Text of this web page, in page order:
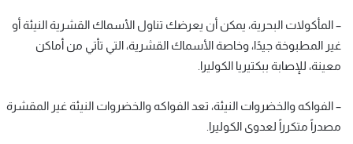
– المأكولات البحرية، يمكن أن يعرضك تناول الأسماك القشرية النيئة أو
غير المطبوخة جيدًا، وخاصة الأسماك القشرية، التي تأتي من أماكن
معينة، للإصابة ببكتيريا الكوليرا.
– الفواكه والخضروات النيئة، تعد الفواكه والخضروات النيئة غير المقشرة
مصدراً متكرراً لعدوى الكوليرا.